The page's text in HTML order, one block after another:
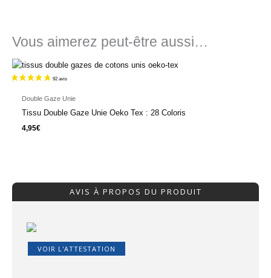
Vous aimerez peut-être aussi…
Double Gaze Unie
Tissu Double Gaze Unie Oeko Tex : 28 Coloris
4,95€
AVIS À PROPOS DU PRODUIT
VOIR L'ATTESTATION